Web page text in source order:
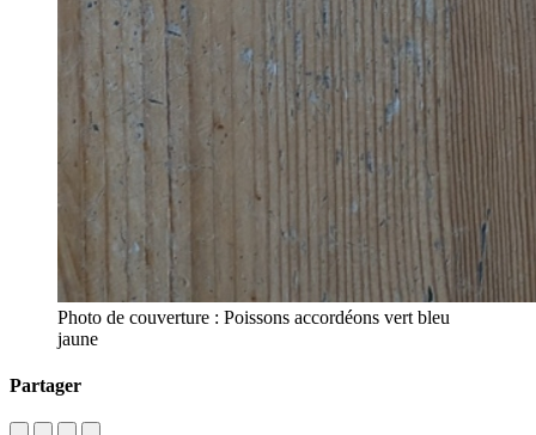
Photo de couverture : Poissons accordéons vert bleu
jaune
Partager